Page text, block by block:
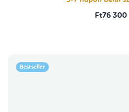
Ft76 300
Bestseller